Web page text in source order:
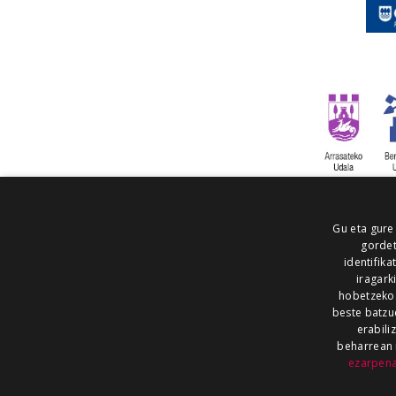
ALEA
Gu eta
hobetzeko.
beste